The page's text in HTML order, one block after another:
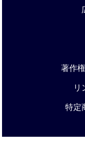
著作
リ
特定